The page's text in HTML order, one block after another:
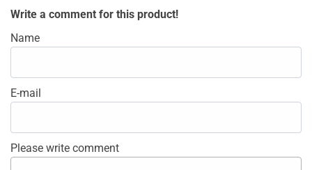
Write a comment for this product!
Name
E-mail
Please write comment